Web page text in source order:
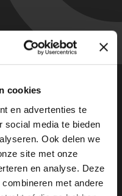
cookies
en advertenties te
social media te bieden
Ook delen we
site met onze
en analyse. Deze
met andere
weer een streep:
recht op een
“Het wordt voor